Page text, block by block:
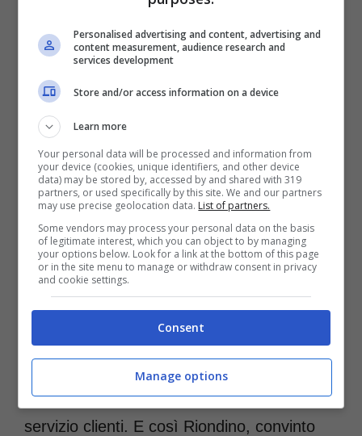
David Riondino è l’ultima vittima degli hacker – (Foto
ANSA) – Romanews.it
Nexi, piattaforma gettonatissima per i
pagamenti online, avrebbe inviato al regista
un sms attraverso il quale lo si avvisava
dell’acquisto di uno smartphone.
Smartphone però che Riondino non
aveva comprato. Ma non finisce di certo
qui. Per essere il più convincente possibile
infatti, il messaggio in questione invitava a
bloccare il pagamento contattando il
servizio clienti. E così Riondino, convinto
Personalised advertising and content, advertising and
content measurement, audience research and
services development
Store and/or access information on a device
Learn more
Your personal data will be processed and information from
your device (cookies, unique identifiers, and other device
data) may be stored by, accessed by and shared with 319
partners, or used specifically by this site. We and our partners
may use precise geolocation data. List of partners.
Some vendors may process your personal data on the basis
of legitimate interest, which you can object to by managing
your options below. Look for a link at the bottom of this page
or in the site menu to manage or withdraw consent in privacy
and cookie settings.
Consent
Manage options